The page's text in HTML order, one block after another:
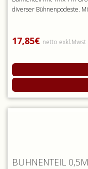
diverser Bühnenpodeste.
17,85€ netto exkl.Mwst
BÜHNENTEIL